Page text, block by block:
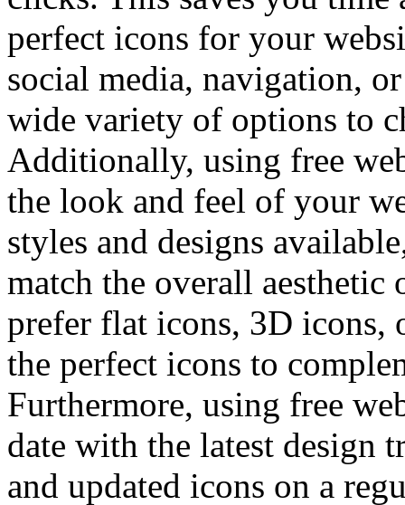
perfect icons for your
social media, navigation,
wide variety of options to
Additionally, using free
the look and feel of your
styles and designs
match the overall
prefer flat icons, 3D
the perfect icons to
Furthermore, using free
date with the latest design
and updated icons on a